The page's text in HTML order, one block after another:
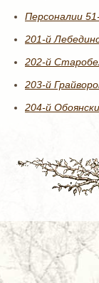
Персоналии
201-й
202-й
203-й
204-й